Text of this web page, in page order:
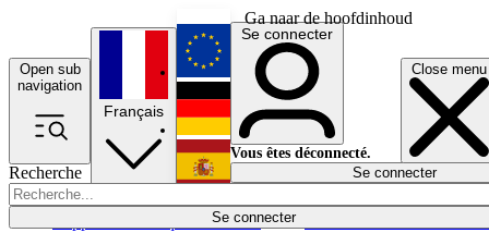
Ga naar de hoofdinhoud
Open sub
navigation
Close menu
Recherche
Se connecter
Économie
Français
English
Deutsch
Español
Se connecter
Vous êtes déconnecté.
Se connecter